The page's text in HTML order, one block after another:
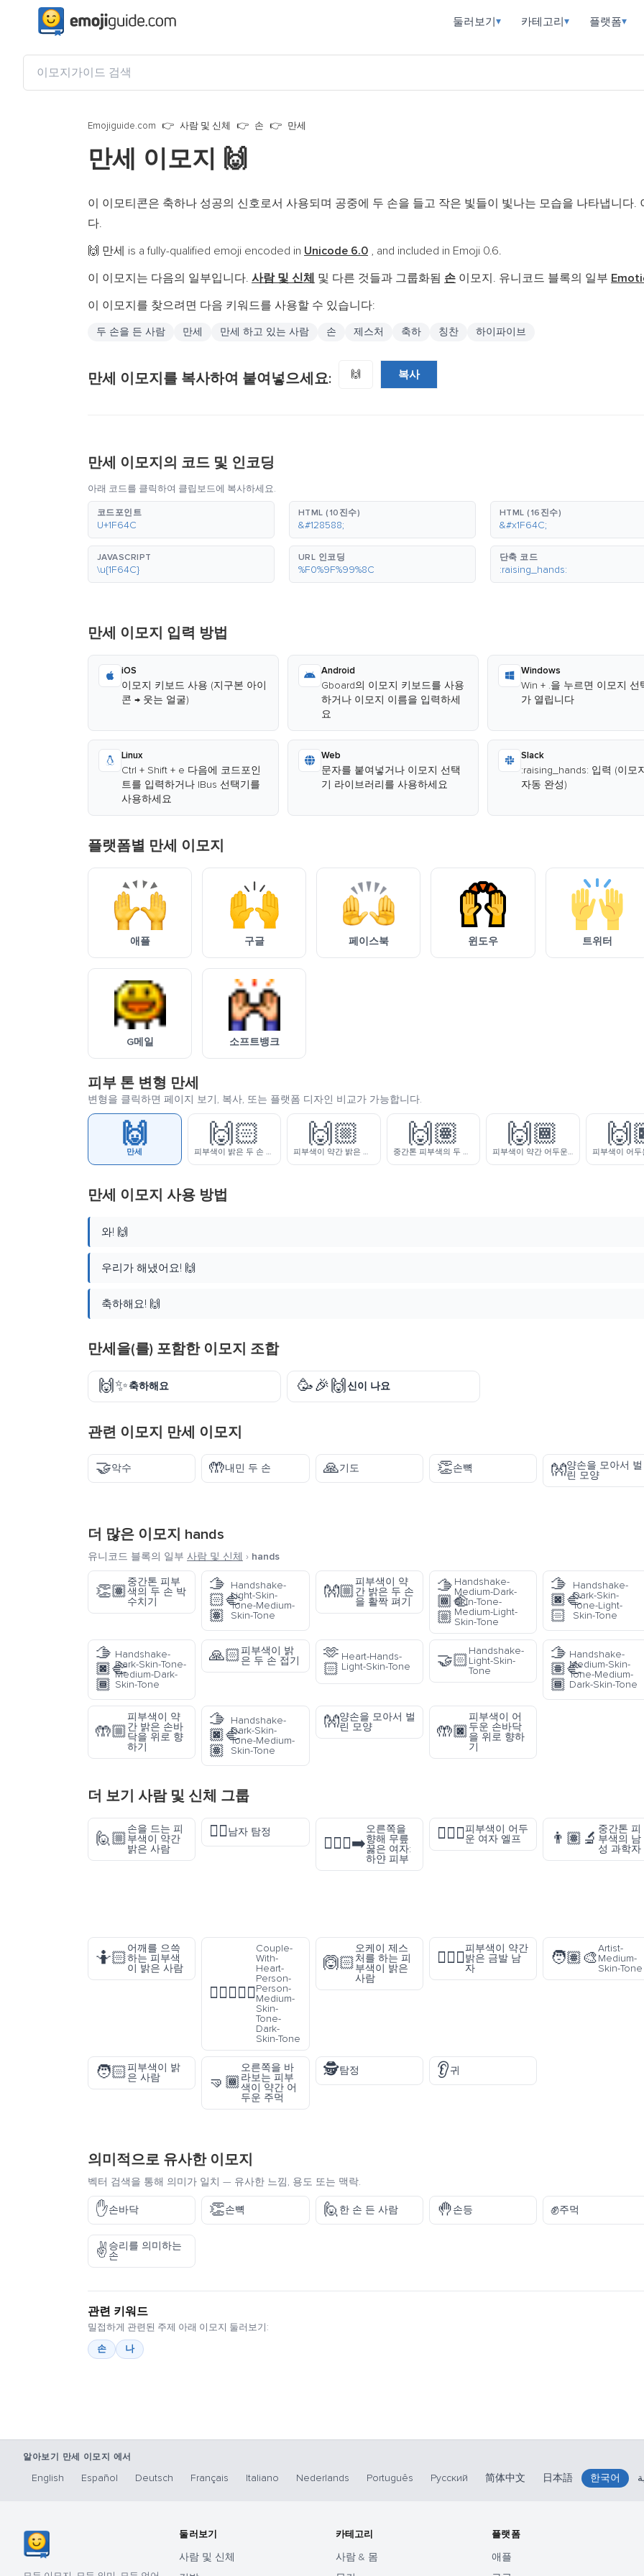
둘러보기▾ 카테고리▾ 플랫폼▾
Emojiguide.com 사람 및 신체 손 만세
만세 이모지 🙌
이 이모티콘은 축하나 성공의 신호로서 사용되며 공중에 두 손을 들고 작은 빛들이 빛나는 모습을 나타냅니다.
다.
🙌 만세 is a fully-qualified emoji encoded in Unicode 6.0 , and included in Emoji 0.6.
이 이모지는 다음의 일부입니다. 사람 및 신체 및 다른 것들과 그룹화됨 손 이모지. 유니코드 블록의 일부
이 이모지를 찾으려면 다음 키워드를 사용할 수 있습니다:
두 손을 든 사람 만세 만세 하고 있는 사람 손 제스처 축하 칭찬 하이파이브
만세 이모지를 복사하여 붙여넣으세요: 🙌 복사
만세 이모지의 코드 및 인코딩
아래 코드를 클릭하여 클립보드에 복사하세요.
코드포인트
U+1F64C
HTML (10진수)
&#128588;
HTML (16진수)
&#x1F64C;
JAVASCRIPT
\u{1F64C}
URL 인코딩
%F0%9F%99%8C
단축 코드
:raising_hands:
만세 이모지 입력 방법
iOS
이모지 키보드 사용 (지구본 아이
콘 → 웃는 얼굴)
Android
Gboard의 이모지 키보드를 사용
하거나 이모지 이름을 입력하세
요
Windows
Win + .을 누르면 이모지 선
가 열립니다
Linux
Ctrl + Shift + e 다음에 코드포인
트를 입력하거나 IBus 선택기를
사용하세요
Web
문자를 붙여넣거나 이모지 선택
기 라이브러리를 사용하세요
Slack
:raising_hands: 입력 (이모
자동 완성)
플랫폼별 만세 이모지
애플 구글 페이스북 윈도우 트위터
G메일 소프트뱅크
피부 톤 변형 만세
변형을 클릭하면 페이지 보기, 복사, 또는 플랫폼 디자인 비교가 가능합니다.
🙌
만세
🙌🏻
피부색이 밝은 두 손 들기
🙌🏼
피부색이 약간 밝은 두 손 들기
🙌🏽
중간톤 피부색의 두 손 들기
🙌🏾
피부색이 약간 어두운 두 손 들기
만세 이모지 사용 방법
와! 🙌
우리가 해냈어요! 🙌
축하해요! 🙌
만세을(를) 포함한 이모지 조합
🙌✨축하해요 🥳🎉🙌 신이 나요
관련 이모지 만세 이모지
🤝악수 🤲내민 두 손 🙏기도 👏손뼉 👐양손을 모아서 벌
린 모양
더 많은 이모지 hands
유니코드 블록의 일부 사람 및 신체 › hands
👏🏽
중간톤 피부
색의 두 손 박
수치기
🫱
🏻‍🫲
🏽
Handshake-
Light-Skin-
Tone-Medium-
Skin-Tone
👐🏼
피부색이 약
간 밝은 두 손
을 활짝 펴기
🫱
🏾‍🫲
🏼
Handshake-
Medium-Dark-
Skin-Tone-
Medium-Light-
Skin-Tone
🫱
🏿‍🫲
🏻
Handshake-
Dark-Skin-
Tone-Light-
Skin-Tone
🫱
🏿‍🫲
🏾
Handshake-
Dark-Skin-Tone-
Medium-Dark-
Skin-Tone
🙏🏻피부색이 밝
은 두 손 접기
🫶
🏻
Heart-Hands-
Light-Skin-Tone
🤝🏻
Handshake-
Light-Skin-
Tone
🫱
🏽‍🫲
🏾
Handshake-
Medium-Skin-
Tone-Medium-
Dark-Skin-Tone
🤲🏼
피부색이 약
간 밝은 손바
닥을 위로 향
하기
🫱
🏿‍🫲
🏽
Handshake-
Dark-Skin-
Tone-Medium-
Skin-Tone
👐양손을 모아서 벌
린 모양
🤲🏿
피부색이 어
두운 손바닥
을 위로 향하
기
더 보기 사람 및 신체 그룹
🙋🏼
손을 드는 피
부색이 약간
밝은 사람
🕵️‍♂️남자 탐정
🧎🏻‍♀️‍➡️
오른쪽을
향해 무릎
꿇은 여자:
하얀 피부
🧝🏿‍♀️피부색이 어두
운 여자 엘프
👨🏽‍🔬
중간톤 피
부색의 남
성 과학자
🤷🏻
어깨를 으쓱
하는 피부색
이 밝은 사람
🧑🏽‍❤️‍🧑🏿
Couple-
With-
Heart-
Person-
Person-
Medium-
Skin-
Tone-
Dark-
Skin-Tone
🙆🏻
오케이 제스
처를 하는 피
부색이 밝은
사람
👱🏼‍♂️
피부색이 약간
밝은 금발 남
자
🧑🏽‍🎨
Artist-
Medium-
Skin-Tone
🧑🏻피부색이 밝
은 사람
🤜🏾
오른쪽을 바
라보는 피부
색이 약간 어
두운 주먹
🕵️탐정 👂귀
의미적으로 유사한 이모지
벡터 검색을 통해 의미가 일치 — 유사한 느낌, 용도 또는 맥락.
✋손바닥 👏손뼉 🙋한 손 든 사람 🤚손등 ✊주먹
✌️ 승리를 의미하는
손
관련 키워드
밀접하게 관련된 주제 아래 이모지 둘러보기:
손
나
알아보기 만세 이모지 에서
English Español Deutsch Français Italiano Nederlands Português Русский 简体中文 日本語 한국어
둘러보기
사람 및 신체
카테고리
사람 & 몸
플랫폼
애플